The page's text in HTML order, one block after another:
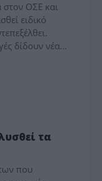
στον ΟΣΕ και
ειδικό
δίδουν νέα…
τα
που